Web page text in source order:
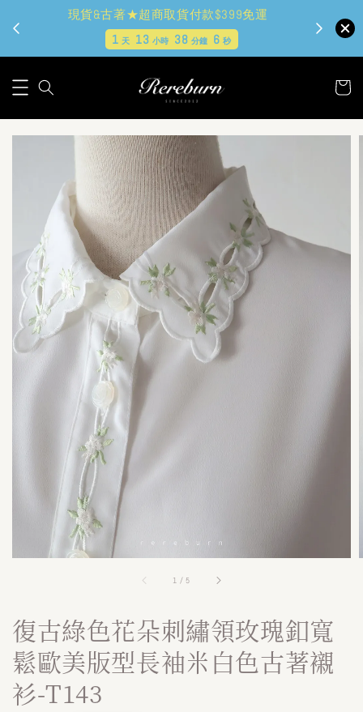
現貨&古著★超商取貨付款$399免運
1天 13 小時 38 分鐘 5秒
1 /5
復古綠色花朵刺繡領玫瑰釦寬
鬆歐美版型長袖米白色古著襯
衫-T143